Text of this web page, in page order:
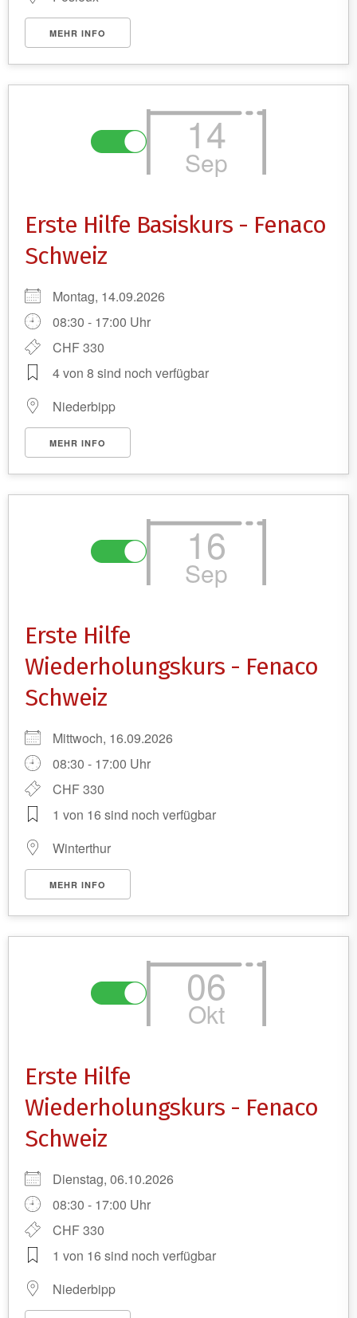
MEHR INFO
14
Sep
Erste Hilfe Basiskurs - Fenaco
Schweiz
Montag, 14.09.2026
08:30 - 17:00 Uhr
CHF 330
4 von 8 sind noch verfügbar
Niederbipp
MEHR INFO
16
Sep
Erste Hilfe
Wiederholungskurs - Fenaco
Schweiz
Mittwoch, 16.09.2026
08:30 - 17:00 Uhr
CHF 330
1 von 16 sind noch verfügbar
Winterthur
MEHR INFO
06
Okt
Erste Hilfe
Wiederholungskurs - Fenaco
Schweiz
Dienstag, 06.10.2026
08:30 - 17:00 Uhr
CHF 330
1 von 16 sind noch verfügbar
Niederbipp